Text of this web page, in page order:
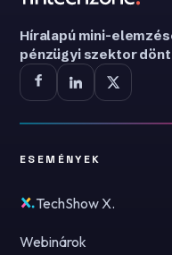
Híralapú mini-
pénzügyi szektor
ESEMÉNYEK
TechShow X.
Webinárok